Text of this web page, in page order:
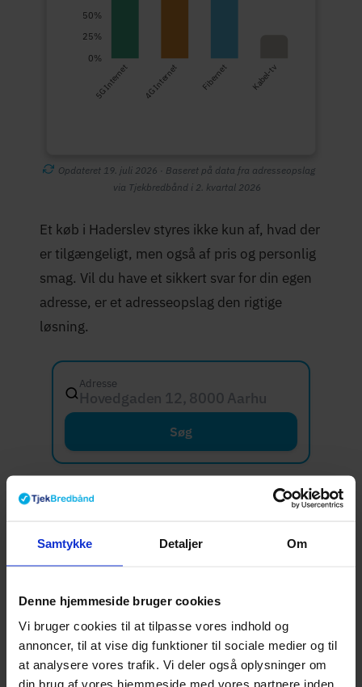
Samtykke Detaljer Om
Denne hjemmeside bruger cookies
Vi bruger cookies til at tilpasse vores indhold og
annoncer, til at vise dig funktioner til sociale medier og til
at analysere vores trafik. Vi deler også oplysninger om
din brug af vores hjemmeside med vores partnere inden
50%
25%
0%
5G Internet 4G Internet Fibernet Kabel-tv
Opdateret 19. juli 2026 · Baseret på data fra adresseopslag
via Tjekbredbånd i 2. kvartal 2026
Et køb i Haderslev styres ikke kun af, hvad der
er tilgængeligt, men også af pris og personlig
smag. Vil du have et sikkert svar for din egen
adresse, er et adresseopslag den rigtige
løsning.
Adresse
Hovedgaden 12, 8000 Aarhus C
Søg
Hvad er dine
kvalitet et spørgsmål om hverdagens
funktionalitet fremfor teknik.
Hjemmearbejde, videostreaming ogonlinespil
stiller vidt forskellige krav til forbindelsen, og